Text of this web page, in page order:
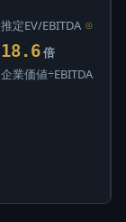
推定EV/EBITDA ⊙
18.6 倍
企業価値÷EBITDA